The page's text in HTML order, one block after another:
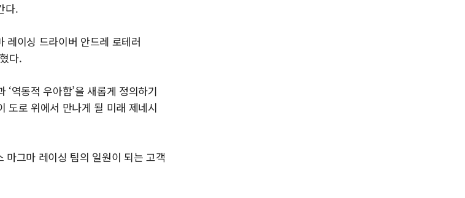
다.
레이싱 드라이버 안드레 로테러
다.
‘역동적 우아함’을 새롭게 정의하기
도로 위에서 만나게 될 미래 제네시
마그마 레이싱 팀의 일원이 되는 고객